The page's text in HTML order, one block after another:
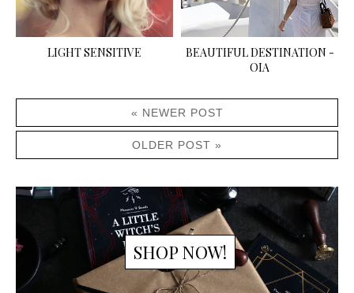
LIGHT SENSITIVE
BEAUTIFUL DESTINATION -
OIA
« NEWER POST
OLDER POST »
SHOP NOW!